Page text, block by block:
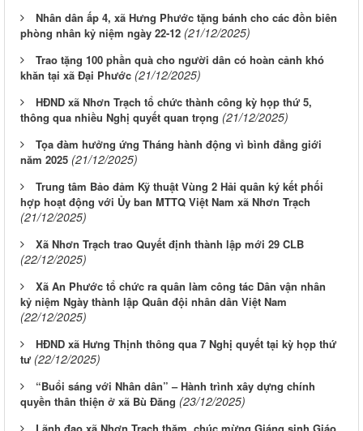
Nhân dân ấp 4, xã Hưng Phước tặng bánh cho các đồn biên
phòng nhân kỷ niệm ngày 22-12 (21/12/2025)
Trao tặng 100 phần quà cho người dân có hoàn cảnh khó
khăn tại xã Đại Phước (21/12/2025)
HĐND xã Nhơn Trạch tổ chức thành công kỳ họp thứ 5,
thông qua nhiều Nghị quyết quan trọng (21/12/2025)
Tọa đàm hưởng ứng Tháng hành động vì bình đẳng giới
năm 2025 (21/12/2025)
Trung tâm Bảo đảm Kỹ thuật Vùng 2 Hải quân ký kết phối
hợp hoạt động với Ủy ban MTTQ Việt Nam xã Nhơn Trạch
(21/12/2025)
Xã Nhơn Trạch trao Quyết định thành lập mới 29 CLB
(22/12/2025)
Xã An Phước tổ chức ra quân làm công tác Dân vận nhân
kỷ niệm Ngày thành lập Quân đội nhân dân Việt Nam
(22/12/2025)
HĐND xã Hưng Thịnh thông qua 7 Nghị quyết tại kỳ họp thứ
tư (22/12/2025)
“Buổi sáng với Nhân dân” – Hành trình xây dựng chính
quyền thân thiện ở xã Bù Đăng (23/12/2025)